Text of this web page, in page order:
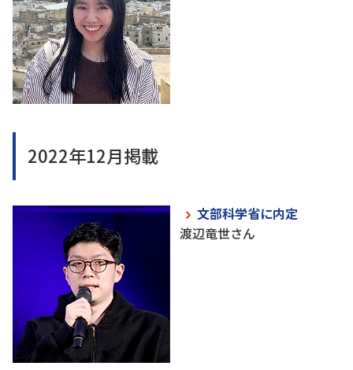
2022年12月掲載
文部科学省に内定
渡辺竜世さん